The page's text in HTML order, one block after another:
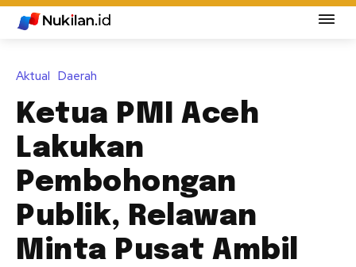
Aktual Daerah
Ketua PMI Aceh
Lakukan
Pembohongan
Publik, Relawan
Minta Pusat Ambil